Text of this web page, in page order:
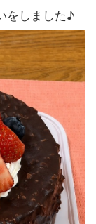
をしました♪